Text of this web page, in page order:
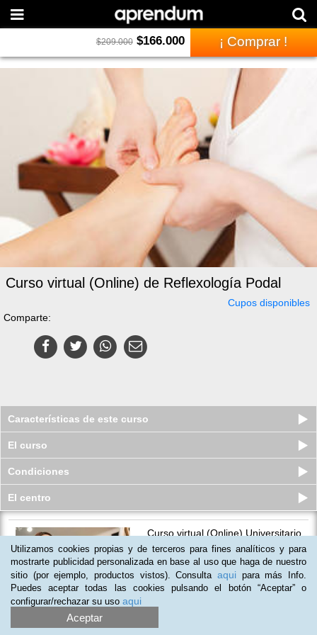
$209.000 $166.000 ¡ Comprar !
Curso virtual (Online) de Reflexología Podal
Cupos disponibles
Comparte:
Características de este curso
El curso
Condiciones
El centro
Curso virtual (Online) Universitario
de Arteterapia
Cupos disponibles
846.000 $430.000
Utilizamos cookies propias y de terceros para fines analíticos y para
mostrarte publicidad personalizada en base al uso que haga de nuestro
sitio (por ejemplo, productos vistos). Consulta aqui para más Info.
Puedes aceptar todas las cookies pulsando el botón “Aceptar” o
configurar/rechazar su uso aqui
Aceptar